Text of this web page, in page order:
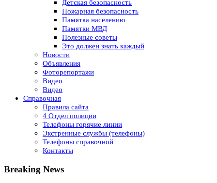
Детская безопасность
Пожарная безопасность
Памятка населению
Памятки МВД
Полезные советы
Это должен знать каждый
Новости
Объявления
Фоторепортажи
Видео
Видео
Справочная
Правила сайта
4 Отдел полиции
Телефоны горячие линии
Экстренные службы (телефоны)
Телефоны справочной
Контакты
Breaking News